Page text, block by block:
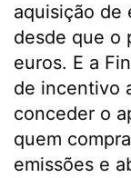
aquisição de
desde que o
euros. E a
de incentivo
conceder o
quem
emissões e